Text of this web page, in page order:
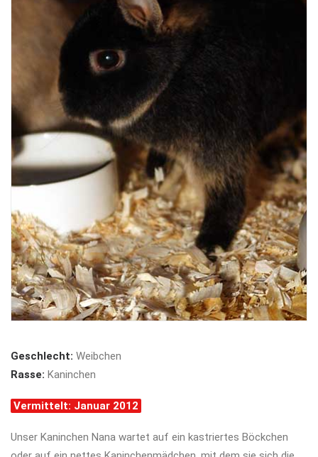
Geschlecht: Weibchen
Rasse: Kaninchen
Vermittelt: Januar 2012
Unser Kaninchen Nana wartet auf ein kastriertes Böckchen